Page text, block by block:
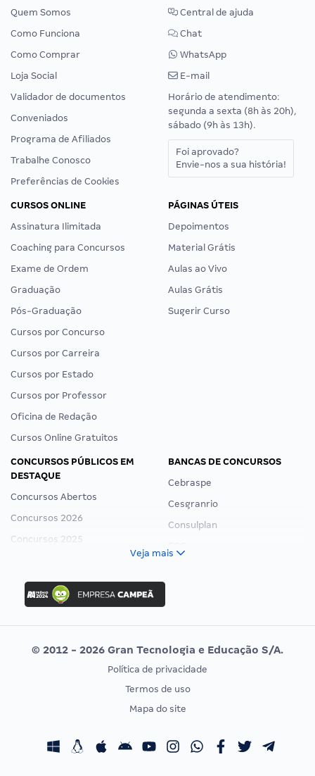
Quem Somos
Como Funciona
Como Comprar
Loja Social
Validador de documentos
Conveniados
Programa de Afiliados
Trabalhe Conosco
Preferências de Cookies
Central de ajuda
Chat
WhatsApp
E-mail
Horário de atendimento:
segunda a sexta (8h às 20h),
sábado (9h às 13h).
Foi aprovado?
Envie-nos a sua história!
CURSOS ONLINE
Assinatura Ilimitada
Coaching para Concursos
Exame de Ordem
Graduação
Pós-Graduação
Cursos por Concurso
Cursos por Carreira
Cursos por Estado
Cursos por Professor
Oficina de Redação
Cursos Online Gratuitos
PÁGINAS ÚTEIS
Depoimentos
Material Grátis
Aulas ao Vivo
Aulas Grátis
Sugerir Curso
CONCURSOS PÚBLICOS EM
DESTAQUE
Concursos Abertos
Concursos 2026
Concursos 2025
Concurso Ibama
Concurso MPU
Editais publicados
BANCAS DE CONCURSOS
Cebraspe
Cesgranrio
Consulplan
Vunesp
CONCURSOS POR PROFISSÃO
Concursos Fiscais
EXAME DE ORDEM
Calendário OAB
Veja mais
© 2012 - 2026 Gran Tecnologia e Educação S/A.
Política de privacidade
Termos de uso
Mapa do site